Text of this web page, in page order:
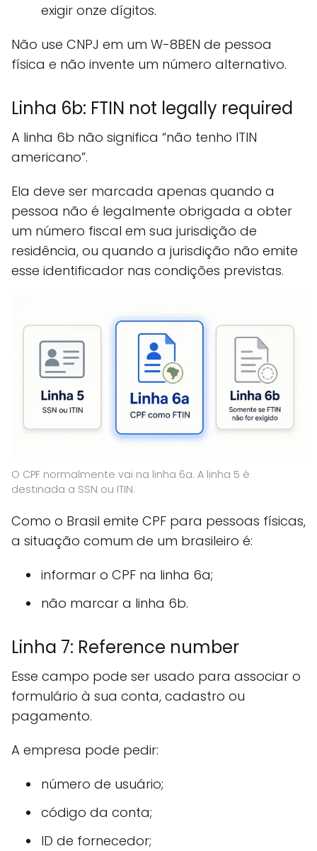
exigir onze dígitos.
Não use CNPJ em um W-8BEN de pessoa
física e não invente um número alternativo.
Linha 6b: FTIN not legally required
A linha 6b não significa “não tenho ITIN
americano”.
Ela deve ser marcada apenas quando a
pessoa não é legalmente obrigada a obter
um número fiscal em sua jurisdição de
residência, ou quando a jurisdição não emite
esse identificador nas condições previstas.
O CPF normalmente vai na linha 6a. A linha 5 é
destinada a SSN ou ITIN.
Como o Brasil emite CPF para pessoas físicas,
a situação comum de um brasileiro é:
informar o CPF na linha 6a;
não marcar a linha 6b.
Linha 7: Reference number
Esse campo pode ser usado para associar o
formulário à sua conta, cadastro ou
pagamento.
A empresa pode pedir:
número de usuário;
código da conta;
ID de fornecedor;